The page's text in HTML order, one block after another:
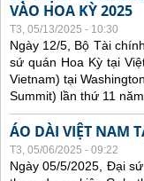
VÀO HOA KỲ 2025
T3, 05/13/2025 - 10:30
Ngày 12/5, Bộ Tài
sứ quán Hoa Kỳ tại
Vietnam) tại
Summit) lần thứ 11
ÁO DÀI VIỆT NAM
T3, 05/06/2025 - 09:22
Ngày 05/5/2025, Đại